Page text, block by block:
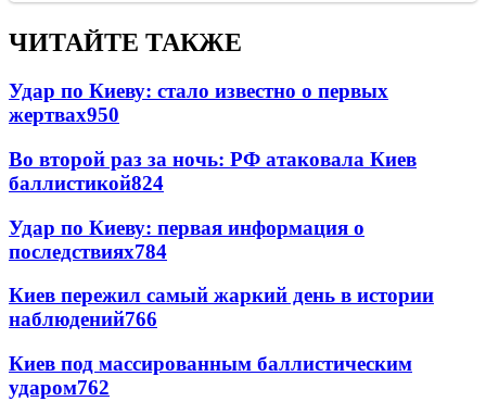
ЧИТАЙТЕ ТАКЖЕ
Удар по Киеву: стало известно о первых
жертвах950
Во второй раз за ночь: РФ атаковала Киев
баллистикой824
Удар по Киеву: первая информация о
последствиях784
Киев пережил самый жаркий день в истории
наблюдений766
Киев под массированным баллистическим
ударом762